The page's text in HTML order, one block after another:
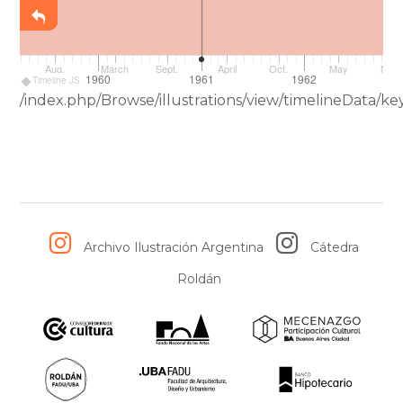
Timeline JS 1960 1961 1962
Aug. March Sept. April Oct. May Nov.
/index.php/Browse/illustrations/view/timelineData/
Archivo Ilustración Argentina
Cátedra
Roldán